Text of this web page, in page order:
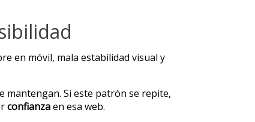
en móvil, mala estabilidad visual y
mantengan. Si este patrón se repite,
confianzaen esa web.